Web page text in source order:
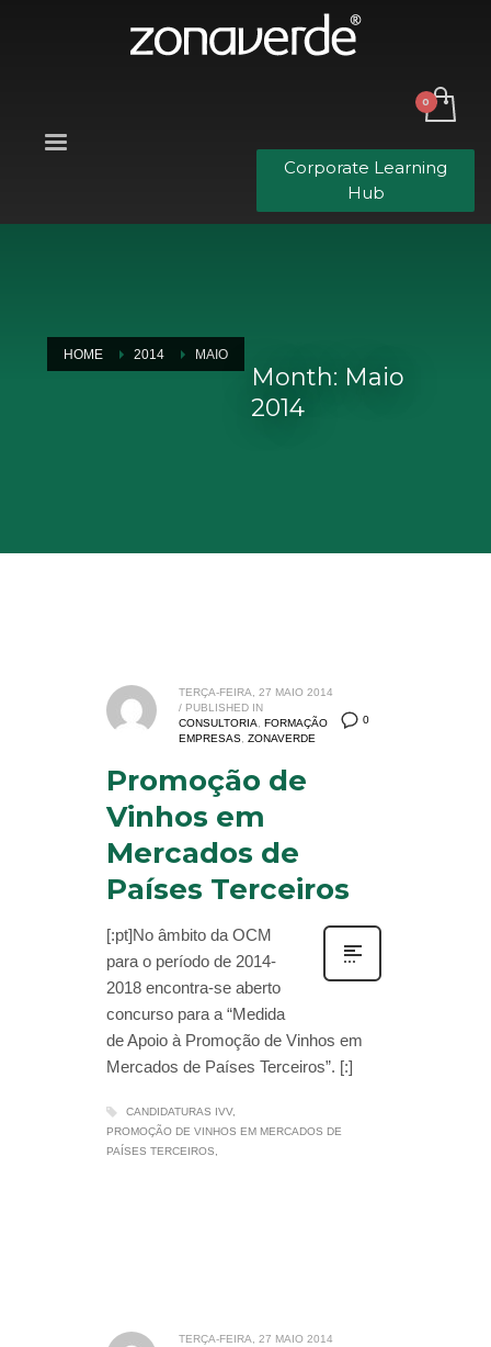
Corporate Learning
Hub
HOME 2014 MAIO
Month: Maio
2014
0
TERÇA-FEIRA, 27 MAIO 2014
/ PUBLISHED IN
CONSULTORIA
,FORMAÇÃO
EMPRESAS ,ZONAVERDE
Promoção de
Vinhos em
Mercados de
Países Terceiros
[:pt]No âmbito da OCM
para o período de 2014-
2018 encontra-se aberto
concurso para a “Medida
de Apoio à Promoção de Vinhos em
Mercados de Países Terceiros”. [:]
CANDIDATURAS IVV
PROMOÇÃO DE VINHOS EM MERCADOS DE
PAÍSES TERCEIROS
TERÇA-FEIRA, 27 MAIO 2014